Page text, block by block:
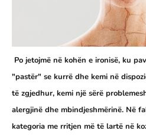
Po jetojmë në kohën e ironisë, ku
"pastër" se kurrë dhe kemi në
të zgjedhur, kemi një sërë
alergjinë dhe mbindjeshmërinë. Në
kategoria me rritjen më të lartë në